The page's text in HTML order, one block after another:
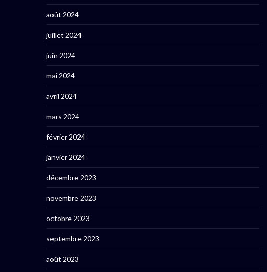
août 2024
juillet 2024
juin 2024
mai 2024
avril 2024
mars 2024
février 2024
janvier 2024
décembre 2023
novembre 2023
octobre 2023
septembre 2023
août 2023